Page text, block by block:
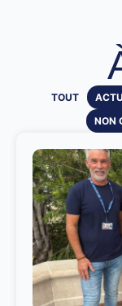
NON
TOUT